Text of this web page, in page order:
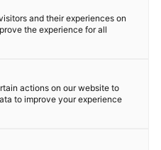
and their experiences on
the experience for all
actions on our website to
to improve your experience